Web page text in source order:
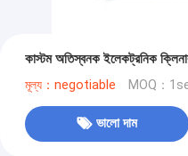
কাস্টম অতিস্বনক ইলেকট্রনিক
মূল্য：negotiable MOQ：
ভালো দাম